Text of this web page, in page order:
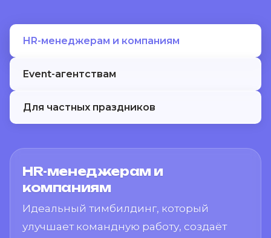
HR-менеджерам и компаниям
Event-агентствам
Для частных праздников
HR-менеджерам и
компаниям
Идеальный тимбилдинг, который
улучшает командную работу, создаёт